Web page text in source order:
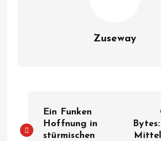
Zuseway
e
Ein Funken
Hoffnung in
stürmischen